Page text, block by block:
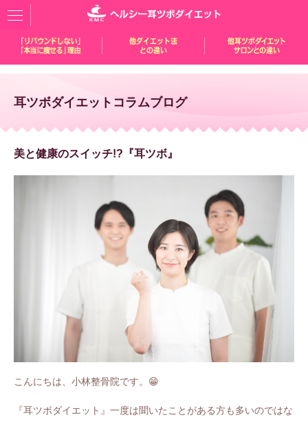
耳ツボダイエットコラムブログ
美と健康のスイッチ!?『耳ツボ』
こんにちは、小林整骨院です。😁
『耳ツボダイエット』一度は聞いたことがある方も多いのではな